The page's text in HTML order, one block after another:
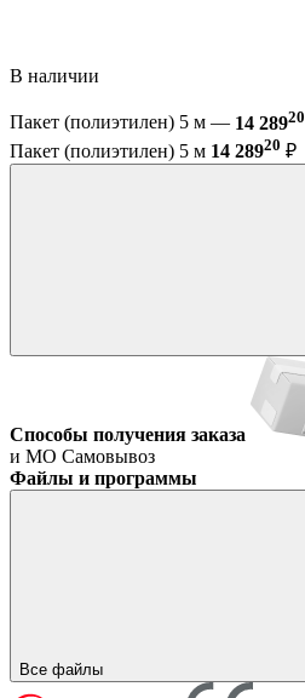
В наличии
Пакет (полиэтилен) 5 м — 14 28920
Пакет (полиэтилен) 5 м 14 28920 ₽
Способы получения заказа
и МО Самовывоз
Файлы и программы
Все файлы